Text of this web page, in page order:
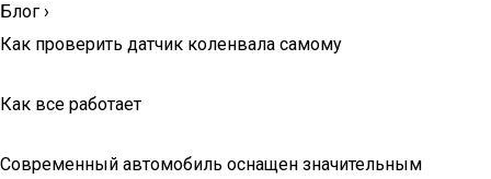
Блог ›
Как проверить датчик коленвала самому
Как все работает
Современный автомобиль оснащен значительным